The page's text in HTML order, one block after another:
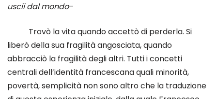
uscii dal mondo–
Trovò la vita quando accettò di perderla. Si
liberò della sua fragilità angosciata, quando
abbracciò la fragilità degli altri. Tutti i concetti
centrali dell’identità francescana quali minorità,
povertà, semplicità non sono altro che la traduzione